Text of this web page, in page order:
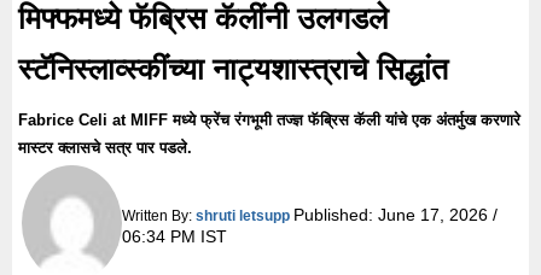
मिफ्फमध्ये फॅब्रिस कॅलींनी उलगडले
स्टॅनिस्लाव्स्कींच्या नाट्यशास्त्राचे सिद्धांत
Fabrice Celi at MIFF मध्ये फ्रेंच रंगभूमी तज्ज्ञ फॅब्रिस कॅली यांचे एक अंतर्मुख करणारे
मास्टर क्लासचे सत्र पार पडले.
Written By: shruti letsupp Published: June 17, 2026 /
06:34 PM IST